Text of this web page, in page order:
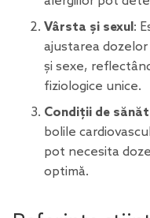
Vârsta și sexul:
ajustarea
și sexe,
fiziologice unice.
Condiții de
bolile
pot necesita
optimă.